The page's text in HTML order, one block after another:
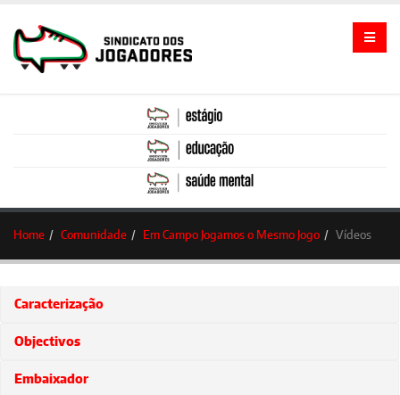
Home Comunidade Em Campo Jogamos o Mesmo Jogo Vídeos
Caracterização
Objectivos
Embaixador